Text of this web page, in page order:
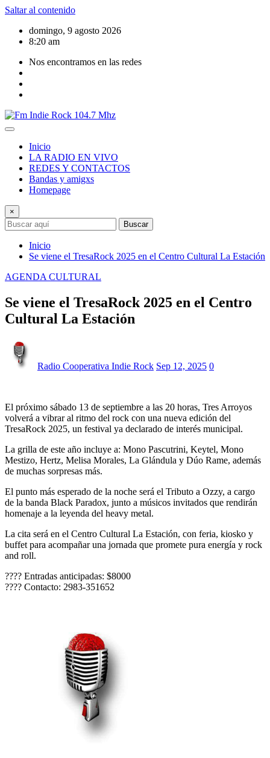
Saltar al contenido
domingo, 9 agosto 2026
8:20 am
Nos encontramos en las redes
Inicio
LA RADIO EN VIVO
REDES Y CONTACTOS
Bandas y amigxs
Homepage
×
Buscar
Inicio
Se viene el TresaRock 2025 en el Centro Cultural La Estación
AGENDA CULTURAL
Se viene el TresaRock 2025 en el Centro
Cultural La Estación
Radio Cooperativa Indie Rock Sep 12, 2025 0
El próximo sábado 13 de septiembre a las 20 horas, Tres Arroyos
volverá a vibrar al ritmo del rock con una nueva edición del
TresaRock 2025, un festival ya declarado de interés municipal.
La grilla de este año incluye a: Mono Pascutrini, Keytel, Mono
Mestizo, Hertz, Melisa Morales, La Glándula y Dúo Rame, además
de muchas sorpresas más.
El punto más esperado de la noche será el Tributo a Ozzy, a cargo
de la banda Black Paradox, junto a músicos invitados que rendirán
homenaje a la leyenda del heavy metal.
La cita será en el Centro Cultural La Estación, con feria, kiosko y
buffet para acompañar una jornada que promete pura energía y rock
and roll.
???? Entradas anticipadas: $8000
???? Contacto: 2983-351652